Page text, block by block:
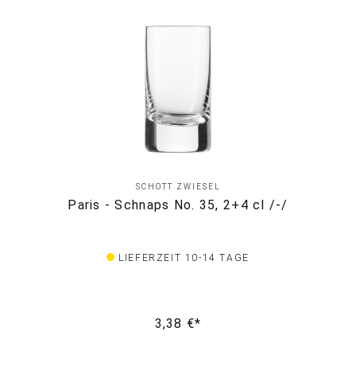
SCHOTT ZWIESEL
Paris - Schnaps No. 35, 2+4 cl /-/
LIEFERZEIT 10-14 TAGE
3,38 €*